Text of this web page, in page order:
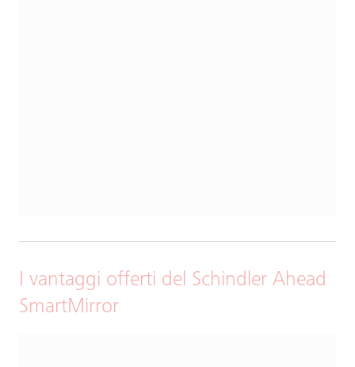
I vantaggi offerti del Schindler Ahead
SmartMirror